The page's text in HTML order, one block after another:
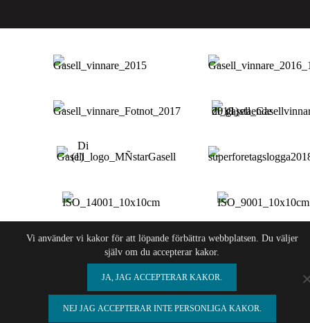
Vi använder vi kakor för att löpande förbättra webbplatsen. Du väljer
själv om du accepterar kakor.
JA, JAG ACCEPTERAR KAKOR.
NEJ JAG ACCEPTERAR INTE PERSONLIGA KAKOR.